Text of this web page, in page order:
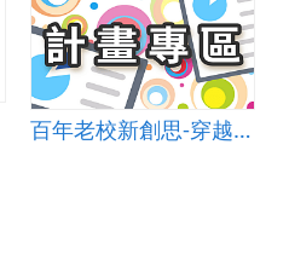
百年老校新創思-穿越古今「遊」校史